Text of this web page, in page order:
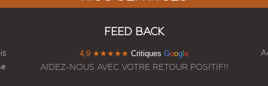
FEED BACK
4,9 ★★★★★ Critiques Goog e
AIDEZ-NOUS AVEC VOTRE RETOUR POSITIF!!